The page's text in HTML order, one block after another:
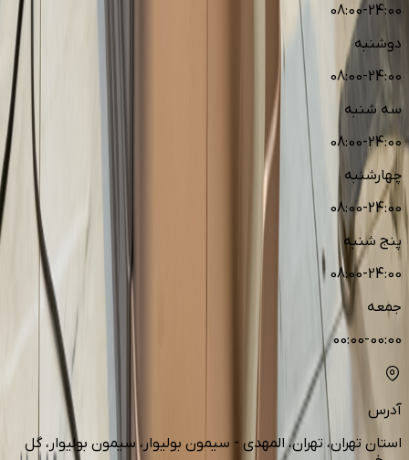
08:00-24:00
دوشنبه
08:00-24:00
سه شنبه
08:00-24:00
چهارشنبه
08:00-24:00
پنج شنبه
08:00-24:00
جمعه
00:00-00:00
آدرس
استان تهران، تهران، المهدی - سیمون بولیوار، سیمون بولیوار، گل